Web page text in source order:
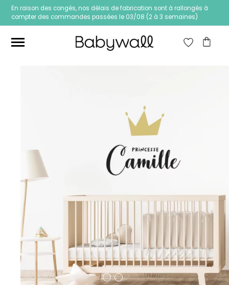
En raison des congés, nos délais de fabrication sont à rallongés à
compter des commandes passées le 03/08 (2 à 3 semaines)
délicates
Papier peint jungle
beige
À partir
de
29,90€